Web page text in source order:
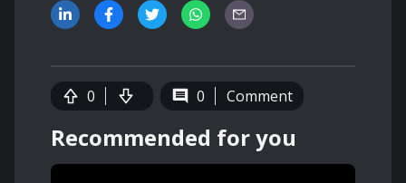
0 0 Comment
Recommended for you